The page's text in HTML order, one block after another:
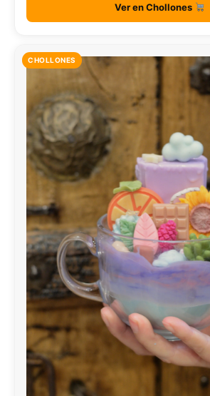
Ver en Chollones
CHOLLONES